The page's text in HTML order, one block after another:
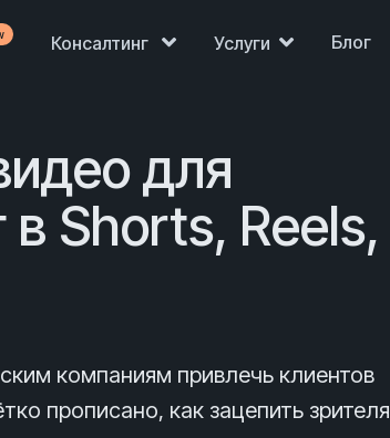
Консалтинг Услуги Блог
для
в Shorts, Reels,
компаниям привлечь клиентов
прописано, как зацепить зрителя